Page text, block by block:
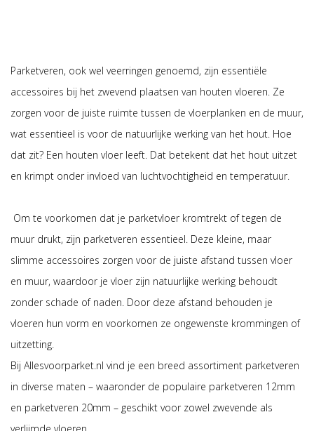
Parketveren, ook wel veerringen genoemd, zijn essentiële
accessoires bij het zwevend plaatsen van houten vloeren. Ze
zorgen voor de juiste ruimte tussen de vloerplanken en de muur,
wat essentieel is voor de natuurlijke werking van het hout. Hoe
dat zit? Een houten vloer leeft. Dat betekent dat het hout uitzet
en krimpt onder invloed van luchtvochtigheid en temperatuur.
Om te voorkomen dat je parketvloer kromtrekt of tegen de
muur drukt, zijn parketveren essentieel. Deze kleine, maar
slimme accessoires zorgen voor de juiste afstand tussen vloer
en muur, waardoor je vloer zijn natuurlijke werking behoudt
zonder schade of naden. Door deze afstand behouden je
vloeren hun vorm en voorkomen ze ongewenste krommingen of
uitzetting.
Bij Allesvoorparket.nl vind je een breed assortiment parketveren
in diverse maten – waaronder de populaire parketveren 12mm
en parketveren 20mm – geschikt voor zowel zwevende als